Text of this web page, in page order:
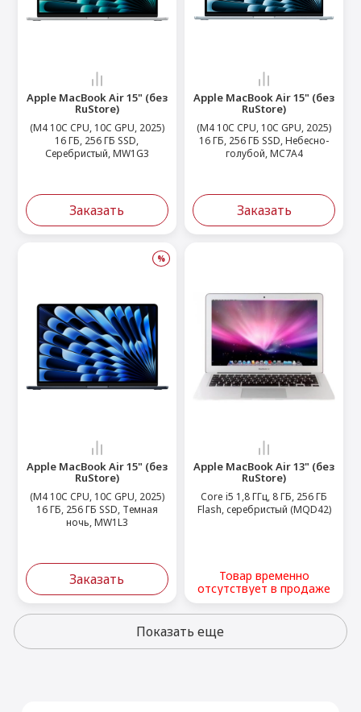
Apple MacBook Air 15" (без
RuStore)
(M4 10C CPU, 10C GPU, 2025)
16 ГБ, 256 ГБ SSD,
Серебристый, MW1G3
Заказать
Apple MacBook Air 15" (без
RuStore)
(M4 10C CPU, 10C GPU, 2025)
16 ГБ, 256 ГБ SSD, Небесно-
голубой, MC7A4
Заказать
%
Apple MacBook Air 15" (без
RuStore)
(M4 10C CPU, 10C GPU, 2025)
16 ГБ, 256 ГБ SSD, Темная
ночь, MW1L3
Заказать
Apple MacBook Air 13" (без
RuStore)
Core i5 1,8 ГГц, 8 ГБ, 256 ГБ
Flash, серебристый (MQD42)
Товар временно
отсутствует в продаже
Показать еще